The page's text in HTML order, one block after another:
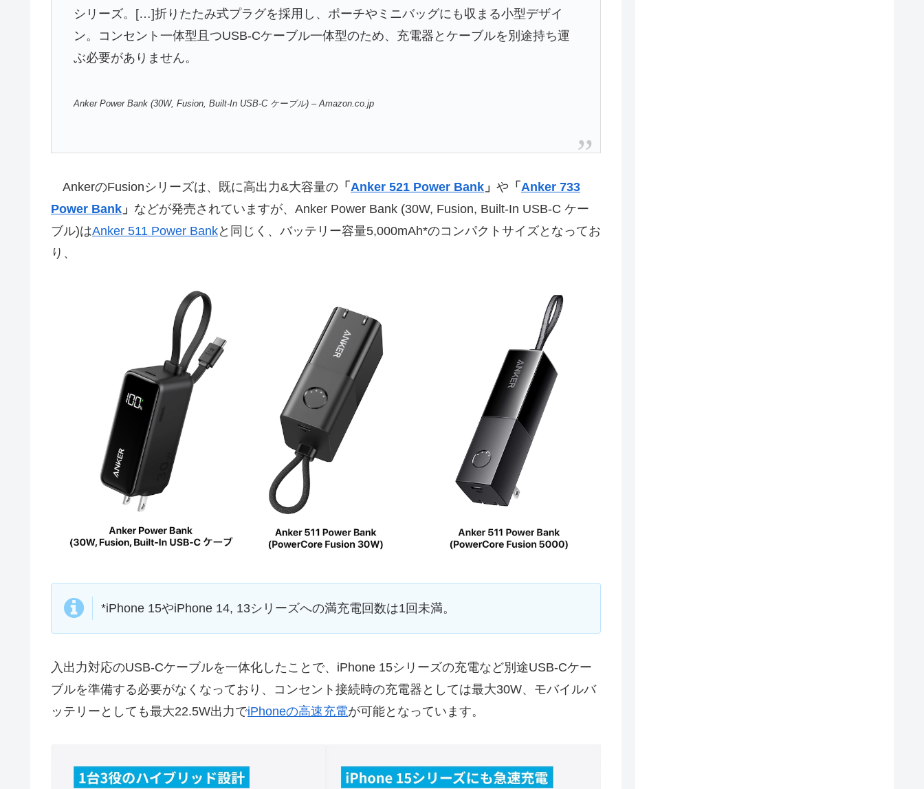
シリーズ。[…]折りたたみ式プラグを採用し、ポーチやミニバッグにも収まる小型デザイ
ン。コンセント一体型且つUSB-Cケーブル一体型のため、充電器とケーブルを別途持ち運
ぶ必要がありません。
Anker Power Bank (30W, Fusion, Built-In USB-C ケーブル) – Amazon.co.jp
AnkerのFusionシリーズは、既に高出力&大容量の 「 Anker 521 Power Bank 」 や 「 Anker 733
Power Bank 」 などが発売されていますが、Anker Power Bank (30W, Fusion, Built-In USB-C ケー
ブル)はAnker 511 Power Bankと同じく、バッテリー容量5,000mAh*のコンパクトサイズとなってお
り、
*iPhone 15やiPhone 14, 13シリーズへの満充電回数は1回未満。
入出力対応のUSB-Cケーブルを一体化したことで、iPhone 15シリーズの充電など別途USB-Cケー
ブルを準備する必要がなくなっており、コンセント接続時の充電器としては最大30W、モバイルバ
ッテリーとしても最大22.5W出力でiPhoneの高速充電が可能となっています。